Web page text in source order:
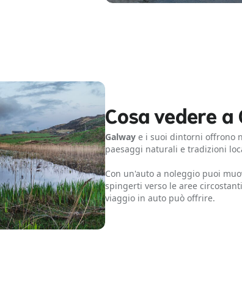
Cosa vedere
Galway e i suoi dintorni offrono
paesaggi naturali e tradizioni
Con un'auto a noleggio puoi
spingerti verso le aree
viaggio in auto può offrire.